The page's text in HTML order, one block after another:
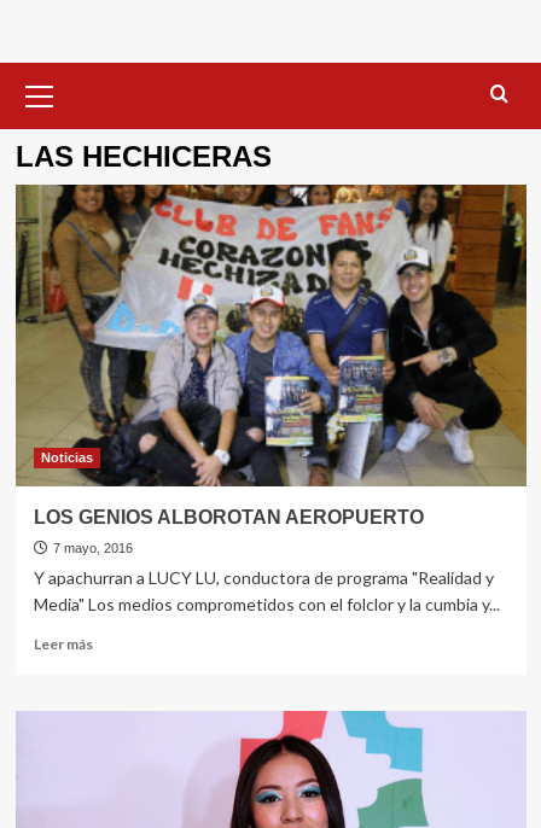
primario
LAS HECHICERAS
Noticias
LOS GENIOS ALBOROTAN AEROPUERTO
7 mayo, 2016
Y apachurran a LUCY LU, conductora de programa "Realidad y
Media" Los medios comprometidos con el folclor y la cumbia y...
Leer másLeer
LOS